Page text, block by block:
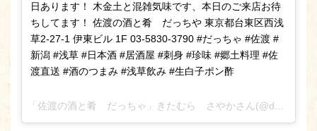
日あります！ 木金土と混雑気味です、本日のご来店お待
ちしてます！ 佐渡の酒と肴 だっちや 東京都台東区西浅
草2-27-1 伊東ビル 1F 03-5830-3790 #だっちゃ #佐渡 #
新潟 #浅草 #日本酒 #居酒屋 #刺身 #珍味 #郷土料理 #佐
渡直送 #酒のつまみ #浅草飲み #生白子ポン酢
「佐渡の酒と肴 だっちゃ」きたむら さやかさん(@daccha_sa_ya_ka_)がシェアした投稿 –